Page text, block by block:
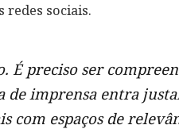
redes sociais.
É preciso ser
de imprensa entra
com espaços de